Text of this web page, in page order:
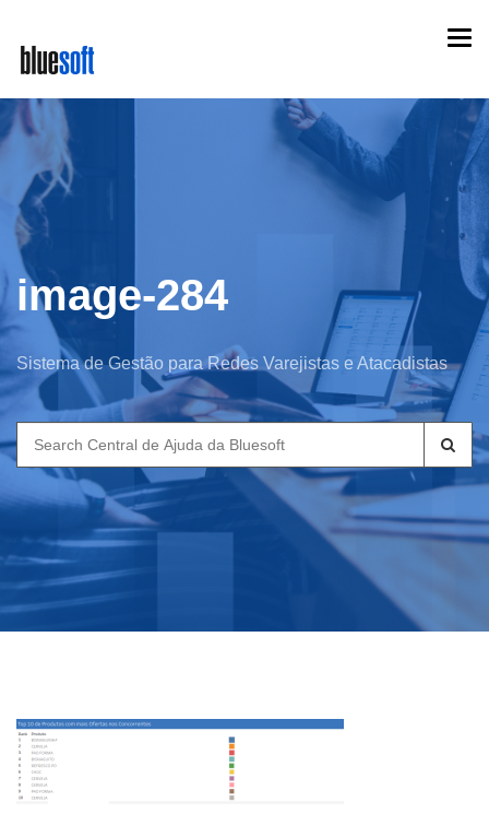
main
content
image-284
Sistema de Gestão para Redes Varejistas e Atacadistas
Search
for: